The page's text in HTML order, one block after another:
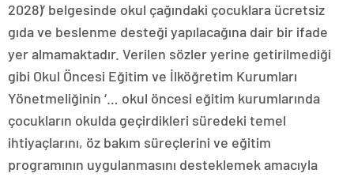
2028)’ belgesinde okul çağındaki çocuklara ücretsiz
gıda ve beslenme desteği yapılacağına dair bir ifade
yer almamaktadır. Verilen sözler yerine getirilmediği
gibi Okul Öncesi Eğitim ve İlköğretim Kurumları
Yönetmeliğinin ‘… okul öncesi eğitim kurumlarında
çocukların okulda geçirdikleri süredeki temel
ihtiyaçlarını, öz bakım süreçlerini ve eğitim
programının uygulanmasını desteklemek amacıyla